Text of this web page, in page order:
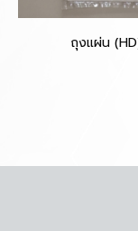
ถุงแผ่น